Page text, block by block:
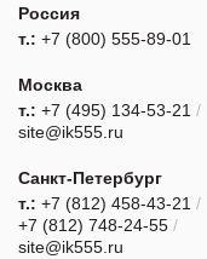
Россия
т.: +7 (800) 555-89-01
Москва
т.: +7 (495) 134-53-21 /
site@ik555.ru
Санкт-Петербург
т.: +7 (812) 458-43-21 /
+7 (812) 748-24-55 /
site@ik555.ru